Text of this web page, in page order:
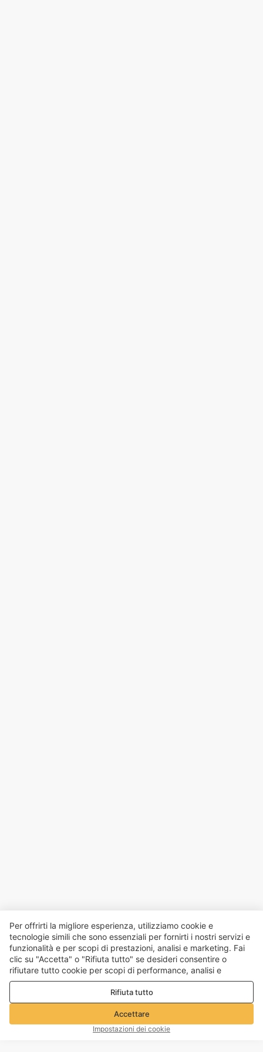
Per offrirti la migliore esperienza, utilizziamo cookie e
tecnologie simili che sono essenziali per fornirti i nostri servizi e
funzionalità e per scopi di prestazioni, analisi e marketing. Fai
clic su "Accetta" o "Rifiuta tutto" se desideri consentire o
rifiutare tutto cookie per scopi di performance, analisi e
marketing. Per maggiori dettagli consultare la nostraPolitica
Rifiuta tutto
Accettare
Impostazioni dei cookie